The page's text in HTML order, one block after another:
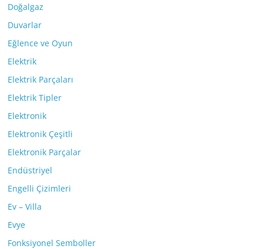
Doğalgaz
Duvarlar
Eğlence ve Oyun
Elektrik
Elektrik Parçaları
Elektrik Tipler
Elektronik
Elektronik Çeşitli
Elektronik Parçalar
Endüstriyel
Engelli Çizimleri
Ev – Villa
Evye
Fonksiyonel Semboller